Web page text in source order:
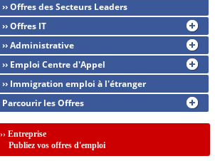
›› Offres des Secteurs Leaders
›› Offres IT
›› Administrative
›› Emploi Centre d'Appel
›› Immigration emploi à l'étranger
Parcourir les Offres
›› Entreprise
Publiez vos offres d'emploi